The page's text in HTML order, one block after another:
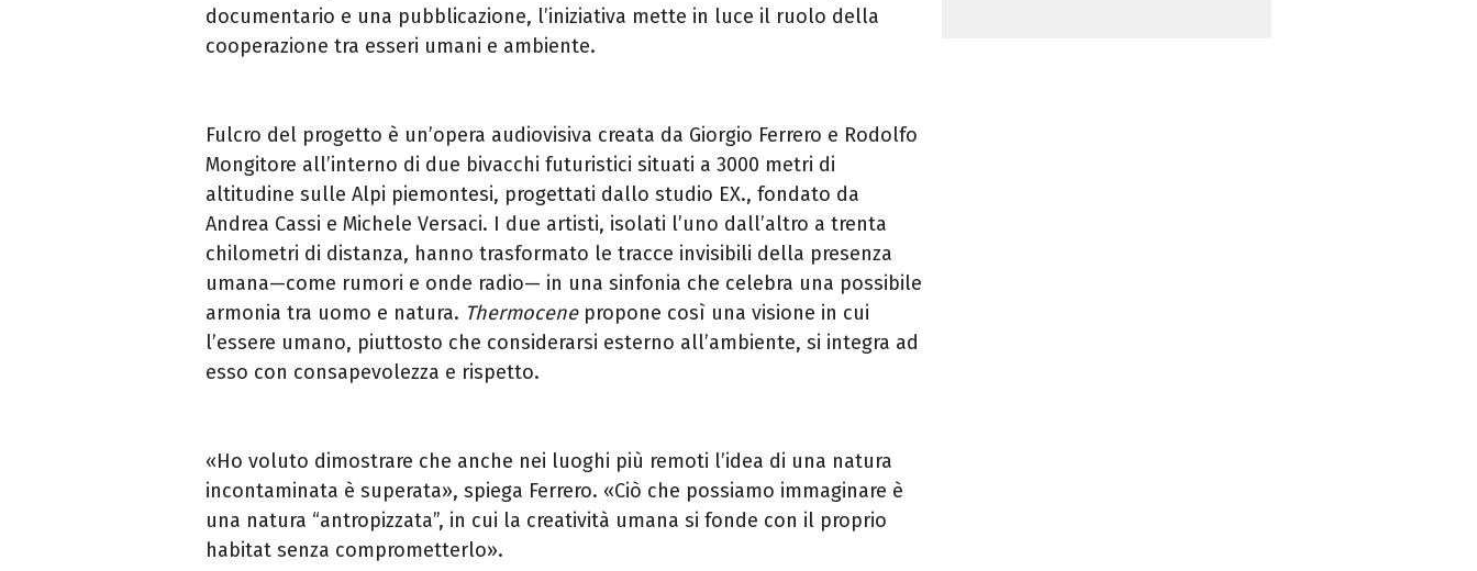
documentario e una pubblicazione, l’iniziativa mette in luce il ruolo della
cooperazione tra esseri umani e ambiente.
Fulcro del progetto è un’opera audiovisiva creata da Giorgio Ferrero e Rodolfo
Mongitore all’interno di due bivacchi futuristici situati a 3000 metri di
altitudine sulle Alpi piemontesi, progettati dallo studio EX., fondato da
Andrea Cassi e Michele Versaci. I due artisti, isolati l’uno dall’altro a trenta
chilometri di distanza, hanno trasformato le tracce invisibili della presenza
umana—come rumori e onde radio— in una sinfonia che celebra una possibile
armonia tra uomo e natura. Thermocenepropone così una visione in cui
l’essere umano, piuttosto che considerarsi esterno all’ambiente, si integra ad
esso con consapevolezza e rispetto.
«Ho voluto dimostrare che anche nei luoghi più remoti l’idea di una natura
incontaminata è superata», spiega Ferrero. «Ciò che possiamo immaginare è
una natura “antropizzata”, in cui la creatività umana si fonde con il proprio
habitat senza comprometterlo».